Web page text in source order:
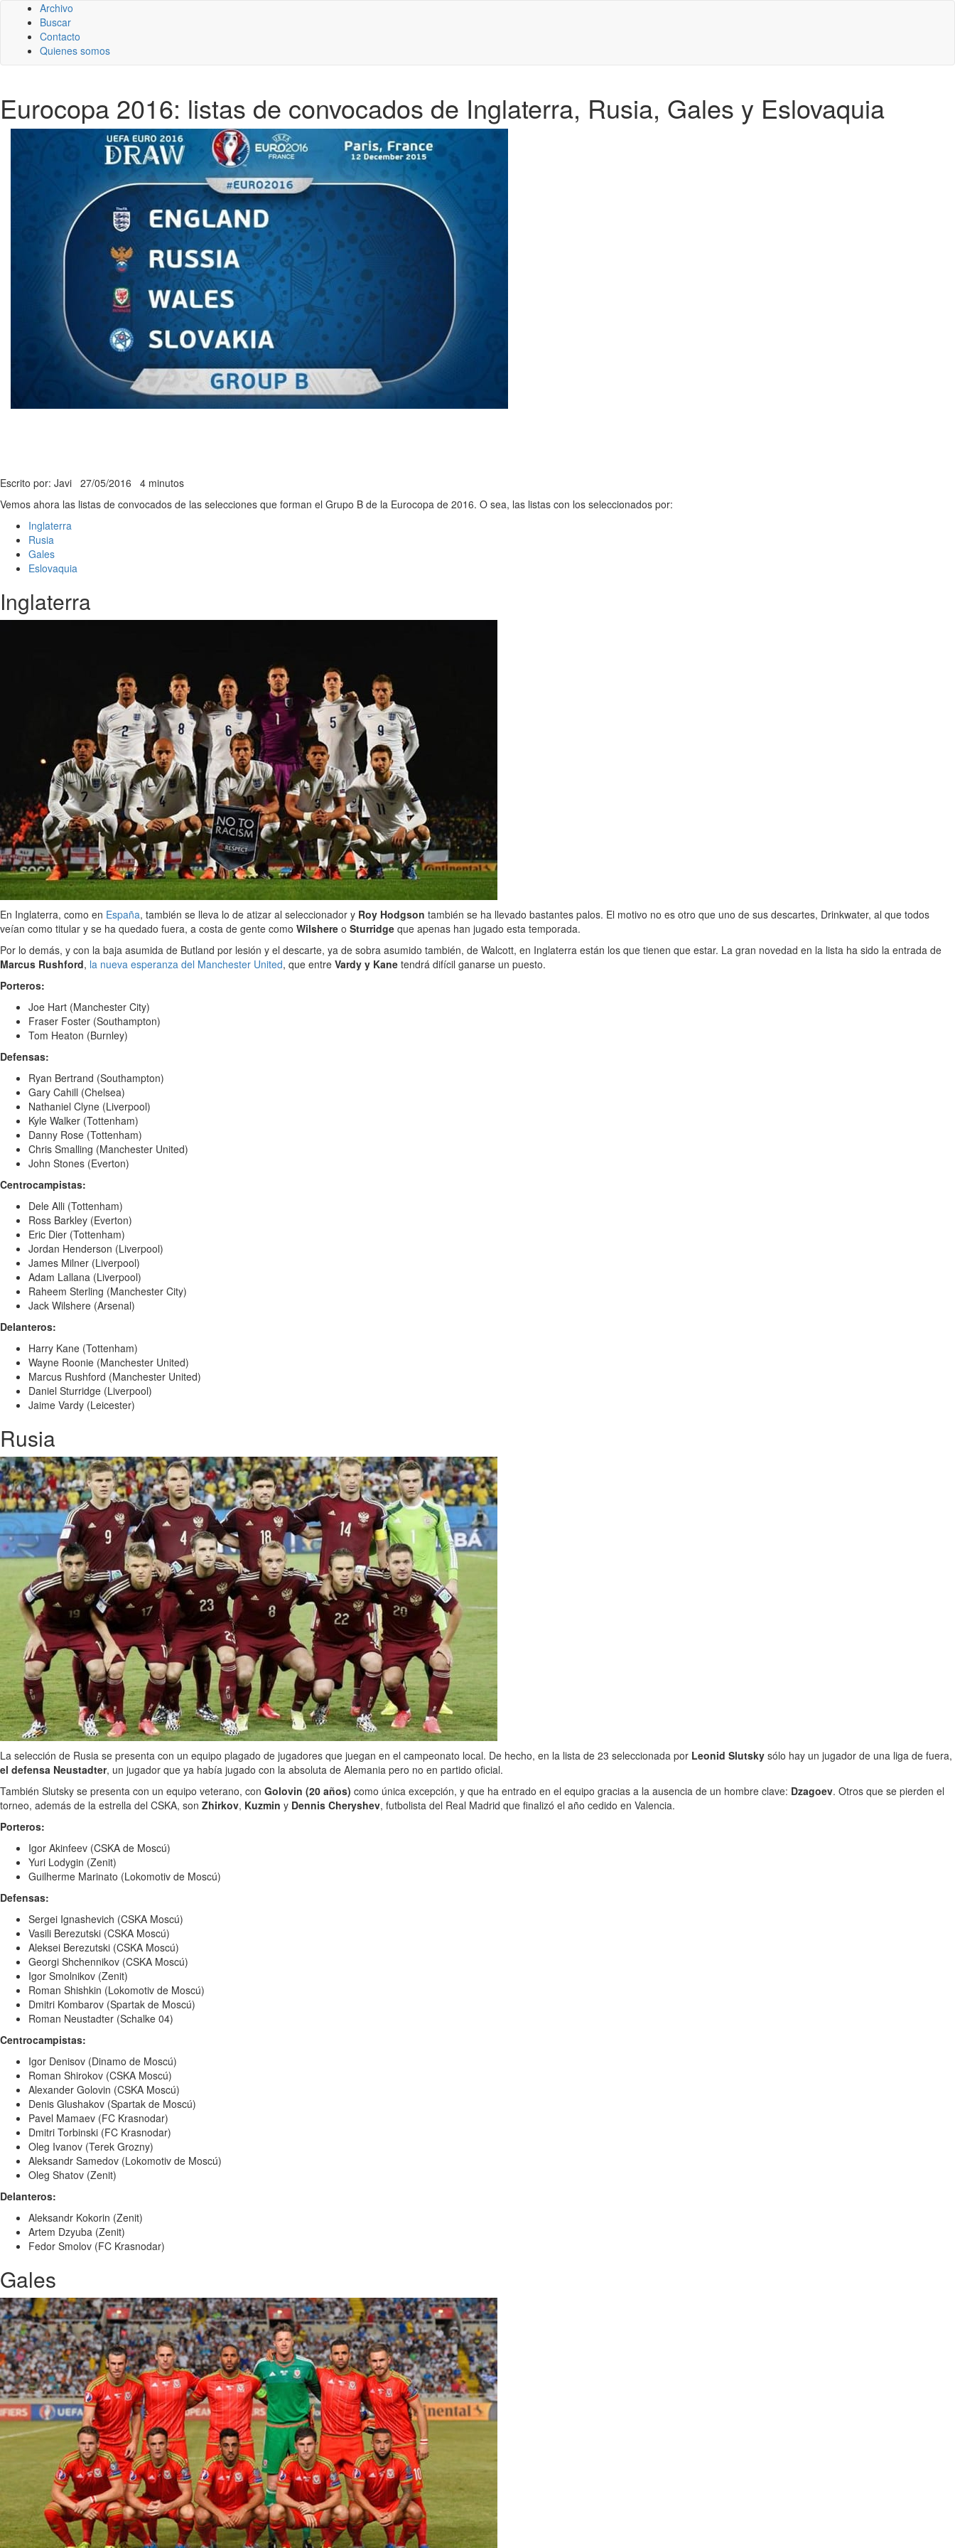
Archivo
Buscar
Contacto
Quienes somos
Eurocopa 2016: listas de convocados de Inglaterra, Rusia, Gales y Eslovaquia
Escrito por: Javi 27/05/2016 4 minutos
Vemos ahora las listas de convocados de las selecciones que forman el Grupo B de la Eurocopa de 2016. O sea, las listas con los seleccionados por:
Inglaterra
Rusia
Gales
Eslovaquia
Inglaterra
En Inglaterra, como en España, también se lleva lo de atizar al seleccionador y Roy Hodgson también se ha llevado bastantes palos. El motivo no es otro que uno de sus descartes, Drinkwater, al que todos
veían como titular y se ha quedado fuera, a costa de gente como Wilshere o Sturridge que apenas han jugado esta temporada.
Por lo demás, y con la baja asumida de Butland por lesión y el descarte, ya de sobra asumido también, de Walcott, en Inglaterra están los que tienen que estar. La gran novedad en la lista ha sido la entrada de
Marcus Rushford, la nueva esperanza del Manchester United, que entre Vardy y Kane tendrá difícil ganarse un puesto.
Porteros:
Joe Hart (Manchester City)
Fraser Foster (Southampton)
Tom Heaton (Burnley)
Defensas:
Ryan Bertrand (Southampton)
Gary Cahill (Chelsea)
Nathaniel Clyne (Liverpool)
Kyle Walker (Tottenham)
Danny Rose (Tottenham)
Chris Smalling (Manchester United)
John Stones (Everton)
Centrocampistas:
Dele Alli (Tottenham)
Ross Barkley (Everton)
Eric Dier (Tottenham)
Jordan Henderson (Liverpool)
James Milner (Liverpool)
Adam Lallana (Liverpool)
Raheem Sterling (Manchester City)
Jack Wilshere (Arsenal)
Delanteros:
Harry Kane (Tottenham)
Wayne Roonie (Manchester United)
Marcus Rushford (Manchester United)
Daniel Sturridge (Liverpool)
Jaime Vardy (Leicester)
Rusia
La selección de Rusia se presenta con un equipo plagado de jugadores que juegan en el campeonato local. De hecho, en la lista de 23 seleccionada por Leonid Slutsky sólo hay un jugador de una liga de fuera,
el defensa Neustadter, un jugador que ya había jugado con la absoluta de Alemania pero no en partido oficial.
También Slutsky se presenta con un equipo veterano, con Golovin (20 años) como única excepción, y que ha entrado en el equipo gracias a la ausencia de un hombre clave: Dzagoev. Otros que se pierden el
torneo, además de la estrella del CSKA, son Zhirkov, Kuzmin y Dennis Cheryshev, futbolista del Real Madrid que finalizó el año cedido en Valencia.
Porteros:
Igor Akinfeev (CSKA de Moscú)
Yuri Lodygin (Zenit)
Guilherme Marinato (Lokomotiv de Moscú)
Defensas:
Sergei Ignashevich (CSKA Moscú)
Vasili Berezutski (CSKA Moscú)
Aleksei Berezutski (CSKA Moscú)
Georgi Shchennikov (CSKA Moscú)
Igor Smolnikov (Zenit)
Roman Shishkin (Lokomotiv de Moscú)
Dmitri Kombarov (Spartak de Moscú)
Roman Neustadter (Schalke 04)
Centrocampistas:
Igor Denisov (Dinamo de Moscú)
Roman Shirokov (CSKA Moscú)
Alexander Golovin (CSKA Moscú)
Denis Glushakov (Spartak de Moscú)
Pavel Mamaev (FC Krasnodar)
Dmitri Torbinski (FC Krasnodar)
Oleg Ivanov (Terek Grozny)
Aleksandr Samedov (Lokomotiv de Moscú)
Oleg Shatov (Zenit)
Delanteros:
Aleksandr Kokorin (Zenit)
Artem Dzyuba (Zenit)
Fedor Smolov (FC Krasnodar)
Gales